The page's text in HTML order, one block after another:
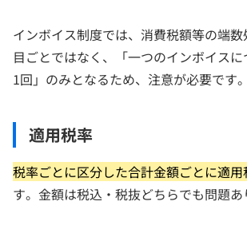
インボイス制度では、消費税額等の端
目ごとではなく、「一つのインボイス
1回」のみとなるため、注意が必要です。
適用税率
税率ごとに区分した合計金額ごとに適
す。金額は税込・税抜どちらでも問題あ